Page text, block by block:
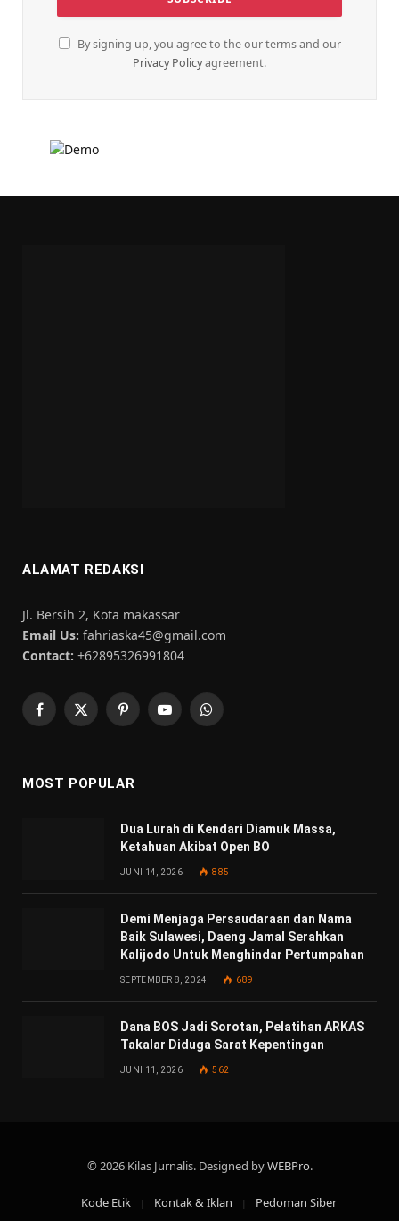
By signing up, you agree to the our terms and our
Privacy Policyagreement.
ALAMAT REDAKSI
Jl. Bersih 2, Kota makassar
Email Us: fahriaska45@gmail.com
Contact: +62895326991804
Facebook
X
PinterestYouTubeWhatsApp
MOST POPULAR
Dua Lurah di Kendari Diamuk Massa,
Ketahuan Akibat Open BO
JUNI 14, 2026 885
Demi Menjaga Persaudaraan dan Nama
Baik Sulawesi, Daeng Jamal Serahkan
Kalijodo Untuk Menghindar Pertumpahan
SEPTEMBER 8, 2024 689
Dana BOS Jadi Sorotan, Pelatihan ARKAS
Takalar Diduga Sarat Kepentingan
JUNI 11, 2026 562
© 2026 Kilas Jurnalis. Designed byWEBPro.
Kode Etik Kontak & Iklan
Pedoman Siber